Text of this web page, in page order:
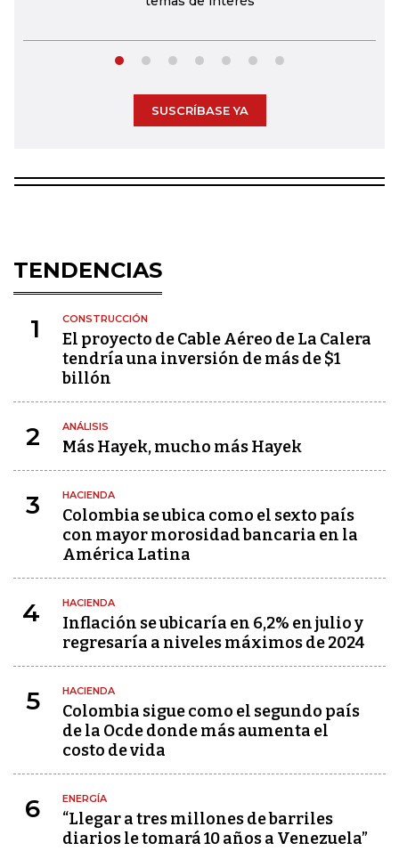
SUSCRÍBASE YA
TENDENCIAS
1 CONSTRUCCIÓN
El proyecto de Cable Aéreo de La Calera
tendría una inversión de más de $1
billón
2 ANÁLISIS
Más Hayek, mucho más Hayek
3 HACIENDA
Colombia se ubica como el sexto país
con mayor morosidad bancaria en la
América Latina
4 HACIENDA
Inflación se ubicaría en 6,2% en julio y
regresaría a niveles máximos de 2024
5 HACIENDA
Colombia sigue como el segundo país
de la Ocde donde más aumenta el
costo de vida
6 ENERGÍA
“Llegar a tres millones de barriles
diarios le tomará 10 años a Venezuela”